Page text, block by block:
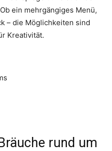
ein mehrgängiges Menü,
– die Möglichkeiten sind
Kreativität.
rund um